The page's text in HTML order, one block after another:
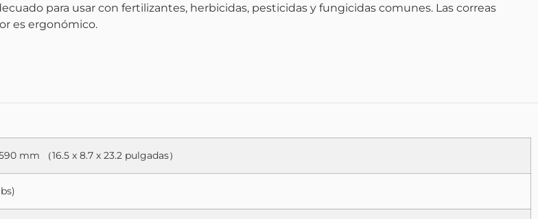
para usar con fertilizantes, herbicidas, pesticidas y fungicidas comunes. Las correas
es ergonómico.
mm （16.5 x 8.7 x 23.2 pulgadas）